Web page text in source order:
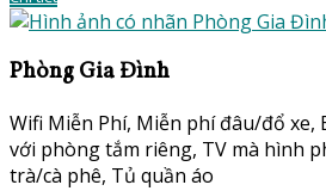
Phòng Gia Đình
Wifi Miễn Phí, Miễn phí đâu/đổ xe,
với phòng tắm riêng, TV mà hình
trà/cà phê, Tủ quần áo